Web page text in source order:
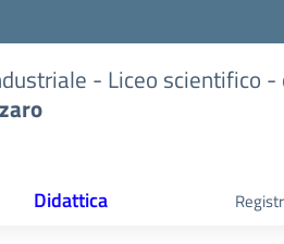
- Liceo scientifico
Didattica